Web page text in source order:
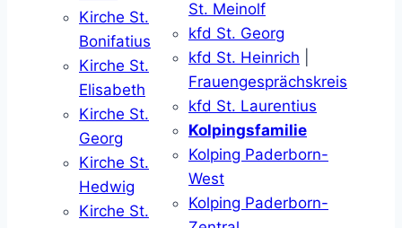
Kirche St.
Bonifatius
Kirche St.
Elisabeth
Kirche St.
Georg
Kirche St.
Hedwig
Kirche St.
St. Meinolf
kfd St. Georg
kfd St. Heinrich
Frauengesprächskreis
kfd St. Laurentius
Kolpingsfamilie
Kolping Paderborn-
West
Kolping Paderborn-